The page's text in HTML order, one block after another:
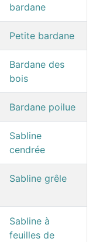
bardane
Petite bardane
Bardane des
bois
Bardane poilue
Sabline
cendrée
Sabline grêle
Sabline à
feuilles de